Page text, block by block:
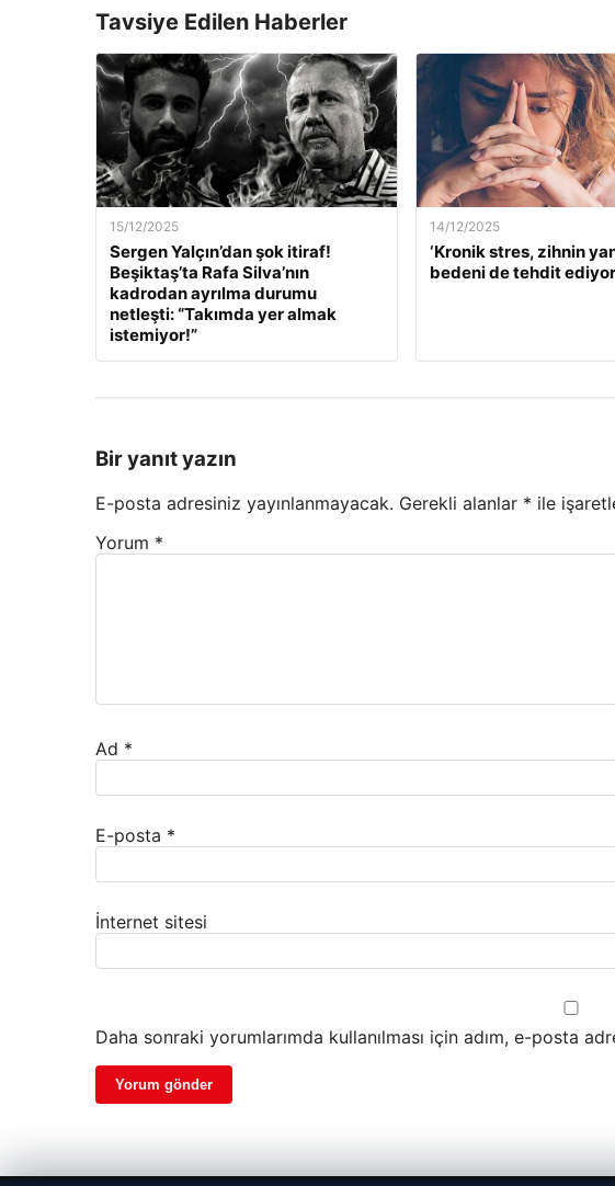
Tavsiye Edilen Haberler
15/12/2025
Sergen Yalçın’dan şok itiraf!
Beşiktaş’ta Rafa Silva’nın
kadrodan ayrılma durumu
netleşti: “Takımda yer almak
istemiyor!”
14/12/2025
‘Kronik stres, zihnin
bedeni de tehdit
Bir yanıt yazın
E-posta adresiniz yayınlanmayacak. Gerekli alanlar * ile
Yorum *
Ad *
E-posta *
İnternet sitesi
Daha sonraki yorumlarımda kullanılması için adım, e-posta